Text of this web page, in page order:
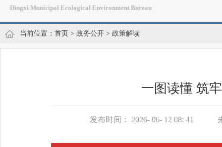
Dingxi Municipal Ecological Environment Bureau
当前位置： 首页 > 政务公开 > 政策解读
一图读懂 筑
发布时间： 2026- 06- 12 08: 41